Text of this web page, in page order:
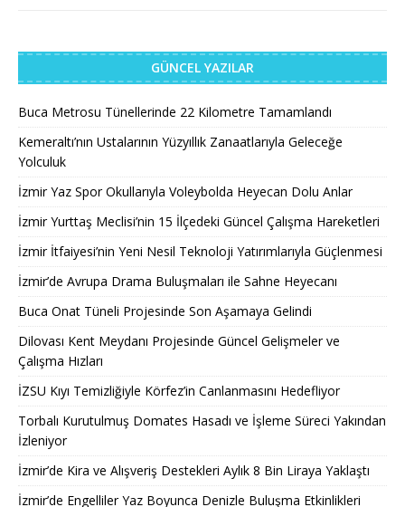
GÜNCEL YAZILAR
Buca Metrosu Tünellerinde 22 Kilometre Tamamlandı
Kemeraltı’nın Ustalarının Yüzyıllık Zanaatlarıyla Geleceğe
Yolculuk
İzmir Yaz Spor Okullarıyla Voleybolda Heyecan Dolu Anlar
İzmir Yurttaş Meclisi’nin 15 İlçedeki Güncel Çalışma Hareketleri
İzmir İtfaiyesi’nin Yeni Nesil Teknoloji Yatırımlarıyla Güçlenmesi
İzmir’de Avrupa Drama Buluşmaları ile Sahne Heyecanı
Buca Onat Tüneli Projesinde Son Aşamaya Gelindi
Dilovası Kent Meydanı Projesinde Güncel Gelişmeler ve
Çalışma Hızları
İZSU Kıyı Temizliğiyle Körfez’in Canlanmasını Hedefliyor
Torbalı Kurutulmuş Domates Hasadı ve İşleme Süreci Yakından
İzleniyor
İzmir’de Kira ve Alışveriş Destekleri Aylık 8 Bin Liraya Yaklaştı
İzmir’de Engelliler Yaz Boyunca Denizle Buluşma Etkinlikleri